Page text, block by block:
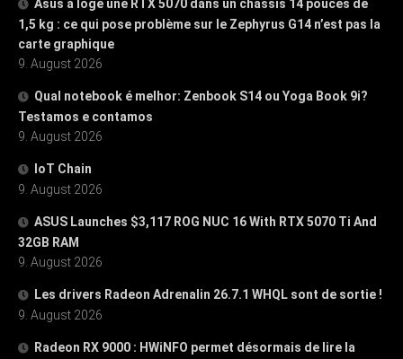
Asus a logé une RTX 5070 dans un châssis 14 pouces de
1,5 kg : ce qui pose problème sur le Zephyrus G14 n’est pas la
carte graphique
9. August 2026
Qual notebook é melhor: Zenbook S14 ou Yoga Book 9i?
Testamos e contamos
9. August 2026
IoT Chain
9. August 2026
ASUS Launches $3,117 ROG NUC 16 With RTX 5070 Ti And
32GB RAM
9. August 2026
Les drivers Radeon Adrenalin 26.7.1 WHQL sont de sortie !
9. August 2026
Radeon RX 9000 : HWiNFO permet désormais de lire la